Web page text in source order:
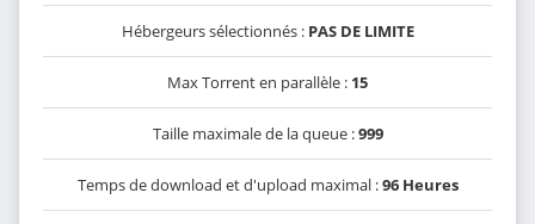
Hébergeurs sélectionnés : PAS DE LIMITE
Max Torrent en parallèle : 15
Taille maximale de la queue :999
Temps de download et d'upload maximal :96 Heures